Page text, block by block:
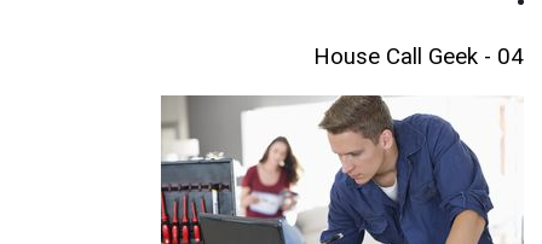
04 - House Call Geek